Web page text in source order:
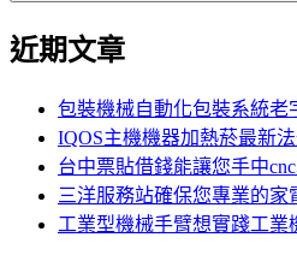
近期文章
包裝機械自動化包裝系統老
IQOS主機機器加熱菸最新
台中票貼借錢能讓您手中
三洋服務站確保您專業的家
工業型機械手臂想實踐工業